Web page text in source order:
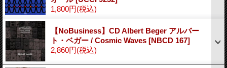
1,800円(税込)
【NoBusiness】CD Albert Beger アルバー
ト・ベガー / Cosmic Waves [NBCD 167]
2,860円(税込)